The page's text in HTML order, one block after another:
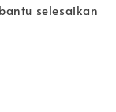
selesaikan